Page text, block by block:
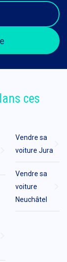
ces
Vendre sa
voiture Jura
Vendre sa
voiture
Neuchâtel